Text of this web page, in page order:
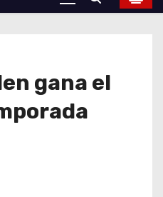
gana el